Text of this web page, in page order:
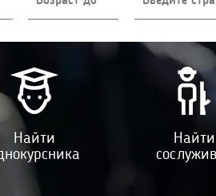
Найти
Найти